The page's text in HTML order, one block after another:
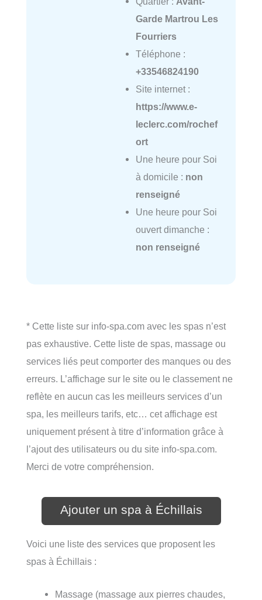
Garde Martrou Les
Fourriers
Téléphone :
+33546824190
Site internet :
https://www.e-
leclerc.com/rochef
ort
Une heure pour Soi
à domicile : non
renseigné
Une heure pour Soi
ouvert dimanche :
non renseigné
* Cette liste sur info-spa.com avec les spas n’est
pas exhaustive. Cette liste de spas, massage ou
services liés peut comporter des manques ou des
erreurs. L’affichage sur le site ou le classement ne
reflète en aucun cas les meilleurs services d’un
spa, les meilleurs tarifs, etc… cet affichage est
uniquement présent à titre d’information grâce à
l’ajout des utilisateurs ou du site info-spa.com.
Merci de votre compréhension.
Ajouter un spa à Échillais
Voici une liste des services que proposent les
spas à Échillais :
Massage (massage aux pierres chaudes,